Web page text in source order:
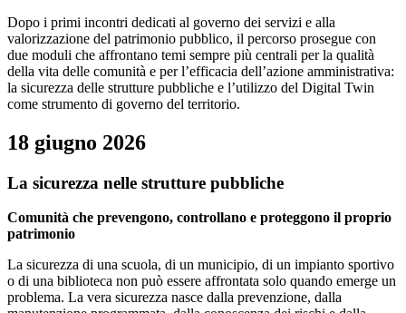
Dopo i primi incontri dedicati al governo dei servizi e alla
valorizzazione del patrimonio pubblico, il percorso prosegue con
due moduli che affrontano temi sempre più centrali per la qualità
della vita delle comunità e per l’efficacia dell’azione amministrativa:
la sicurezza delle strutture pubbliche e l’utilizzo del Digital Twin
come strumento di governo del territorio.
18 giugno 2026
La sicurezza nelle strutture pubbliche
Comunità che prevengono, controllano e proteggono il proprio
patrimonio
La sicurezza di una scuola, di un municipio, di un impianto sportivo
o di una biblioteca non può essere affrontata solo quando emerge un
problema. La vera sicurezza nasce dalla prevenzione, dalla